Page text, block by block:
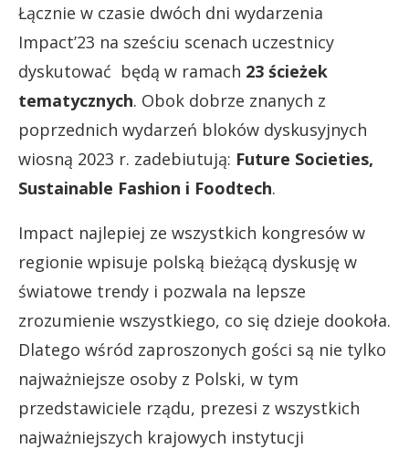
Łącznie w czasie dwóch dni wydarzenia
Impact’23 na sześciu scenach uczestnicy
dyskutować będą w ramach 23 ścieżek
tematycznych. Obok dobrze znanych z
poprzednich wydarzeń bloków dyskusyjnych
wiosną 2023 r. zadebiutują: Future Societies,
Sustainable Fashion i Foodtech.
Impact najlepiej ze wszystkich kongresów w
regionie wpisuje polską bieżącą dyskusję w
światowe trendy i pozwala na lepsze
zrozumienie wszystkiego, co się dzieje dookoła.
Dlatego wśród zaproszonych gości są nie tylko
najważniejsze osoby z Polski, w tym
przedstawiciele rządu, prezesi z wszystkich
najważniejszych krajowych instytucji